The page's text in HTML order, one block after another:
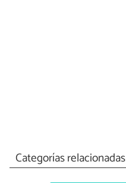
Categorías relacionadas